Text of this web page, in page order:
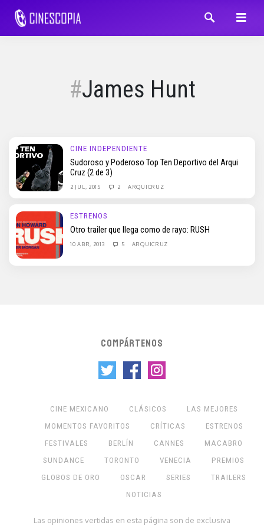
James Hunt
CINE INDEPENDIENTE
Sudoroso y Poderoso Top Ten Deportivo del Arqui
Cruz (2 de 3)
2 JUL, 2015 2 ARQUICRUZ
ESTRENOS
Otro trailer que llega como de rayo: RUSH
10 ABR, 2013 5 ARQUICRUZ
COMPÁRTENOS
CINE MEXICANO CLÁSICOS
LAS MEJORES
MOMENTOS FAVORITOS
CRÍTICAS
ESTRENOS
FESTIVALES
BERLÍN CANNES
MACABRO
SUNDANCE
TORONTO VENECIA
PREMIOS
GLOBOS DE ORO
OSCAR SERIES
TRAILERS
NOTICIAS
Las opiniones vertidas en esta página son de exclusiva